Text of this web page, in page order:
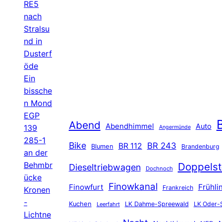
RE5
nach
Stralsu
nd in
Dusterf
öde
Ein
bissche
n Mond
EGP
139
285-1
an der
Behmbr
ücke
Kronen
-
Lichtne
Abend Abendhimmel Angermünde Auto
Bike Blumen BR 112 BR 243 Brandenburg
Dieseltriebwagen Dochnoch
Finowfurt Finowkanal Frankreich
Kuchen Leerfahrt LK Dahme-Spreewald LK Oder-